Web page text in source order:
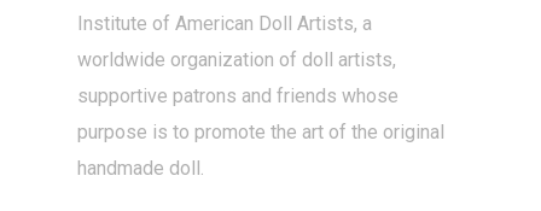
Institute of American Doll Artists, a
worldwide organization of doll artists,
supportive patrons and friends whose
purpose is to promote the art of the original
handmade doll.